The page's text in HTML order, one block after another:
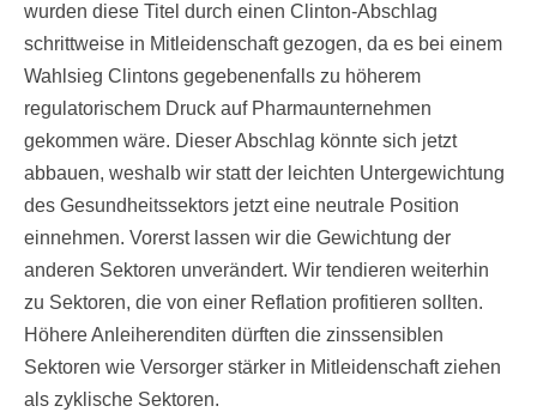
wurden diese Titel durch einen Clinton-Abschlag
schrittweise in Mitleidenschaft gezogen, da es bei einem
Wahlsieg Clintons gegebenenfalls zu höherem
regulatorischem Druck auf Pharmaunternehmen
gekommen wäre. Dieser Abschlag könnte sich jetzt
abbauen, weshalb wir statt der leichten Untergewichtung
des Gesundheitssektors jetzt eine neutrale Position
einnehmen. Vorerst lassen wir die Gewichtung der
anderen Sektoren unverändert. Wir tendieren weiterhin
zu Sektoren, die von einer Reflation profitieren sollten.
Höhere Anleiherenditen dürften die zinssensiblen
Sektoren wie Versorger stärker in Mitleidenschaft ziehen
als zyklische Sektoren.